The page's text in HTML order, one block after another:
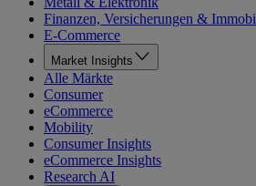
Finanzen, Versicherungen &
E-Commerce
Market Insights
Alle Märkte
Consumer
eCommerce
Mobility
Consumer Insights
eCommerce Insights
Research AI